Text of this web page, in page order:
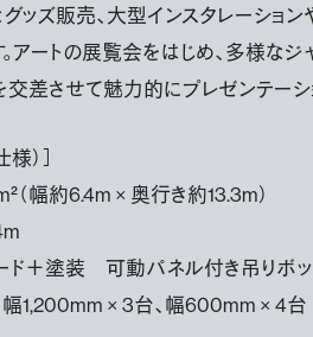
グッズ販売、大型インスタレーショ
アートの展覧会をはじめ、多様な
交差させて魅力的にプレゼンテーシ
様）］
（幅約6.4m × 奥行き約13.3m）
ド＋塗装 可動パネル付き吊りボッ
幅1,200mm × 3台、幅600mm × 4台